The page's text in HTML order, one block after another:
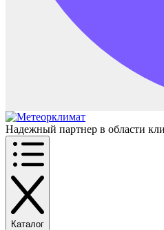
Надежный партнер в области
Каталог